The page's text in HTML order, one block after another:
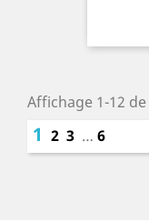
Affichage 1-12
1 2 3 … 6